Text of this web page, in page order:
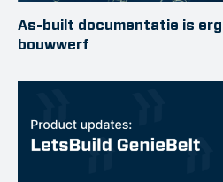
As-built documentatie is
bouwwerf